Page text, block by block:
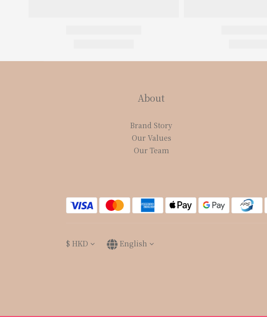
About
Brand Story
Our Values
Our Team
$ HKD English